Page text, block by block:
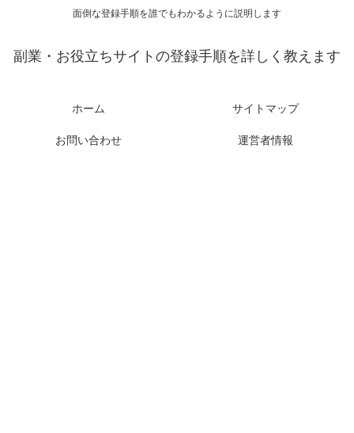
面倒な登録手順を誰でもわかるように説明します
副業・お役立ちサイトの登録手順を詳しく教えます
ホーム サイトマップ
お問い合わせ 運営者情報